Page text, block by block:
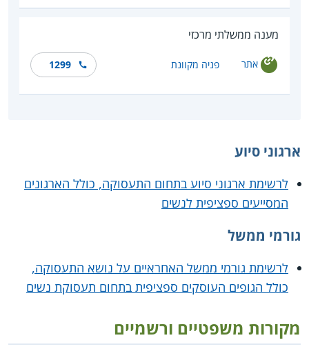
מענה ממשלתי מרכזי
אתר פניה מקוונת 1299
ארגוני סיוע
לרשימת ארגוני סיוע בתחום התעסוקה, כולל הארגונים
המסייעים ספציפית לנשים
גורמי ממשל
לרשימת גורמי ממשל האחראיים על נושא התעסוקה,
כולל הגופים העוסקים ספציפית בתחום תעסוקת נשים
מקורות משפטיים ורשמיים